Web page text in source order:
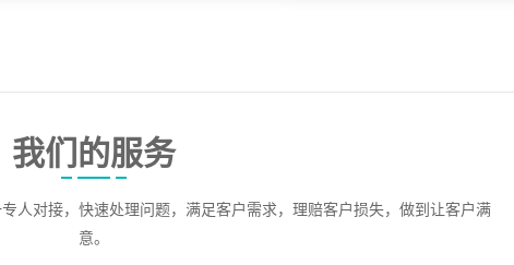
我们的服务
人对接，快速处理问题，满足客户需求，理赔客户损失，做到让客户满
意。